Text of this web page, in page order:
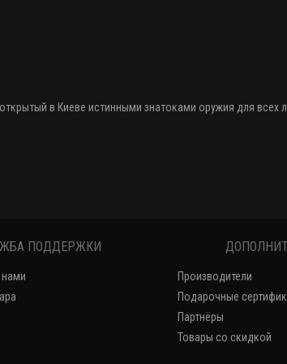
в Киеве истинными знатоками оружия для всех
ПОДДЕРЖКИ
нами
Производители
Подарочные
Партнёры
Товары со скидкой